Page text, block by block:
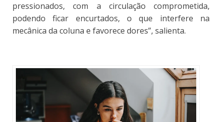
pressionados, com a circulação comprometida,
podendo ficar encurtados, o que interfere na
mecânica da coluna e favorece dores”, salienta.